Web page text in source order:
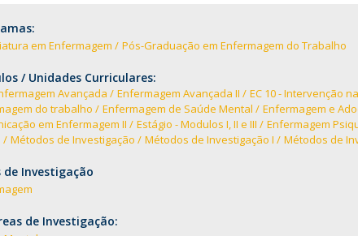
em Enfermagem Pós-Graduação em Enfermagem do Trabalho
/ Unidades Curriculares:
Avançada Enfermagem Avançada II EC 10 - Intervenção
do trabalho
Enfermagem de Saúde Mental Enfermagem e
em Enfermagem II
Estágio - Modulos I, II e III Enfermagem
Métodos de Investigação Métodos de Investigação I Métodos de
de Investigação
de Investigação: